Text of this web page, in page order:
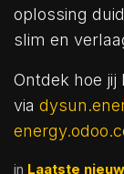
oplossing
slim en
Ontdek hoe
via
in Laatste